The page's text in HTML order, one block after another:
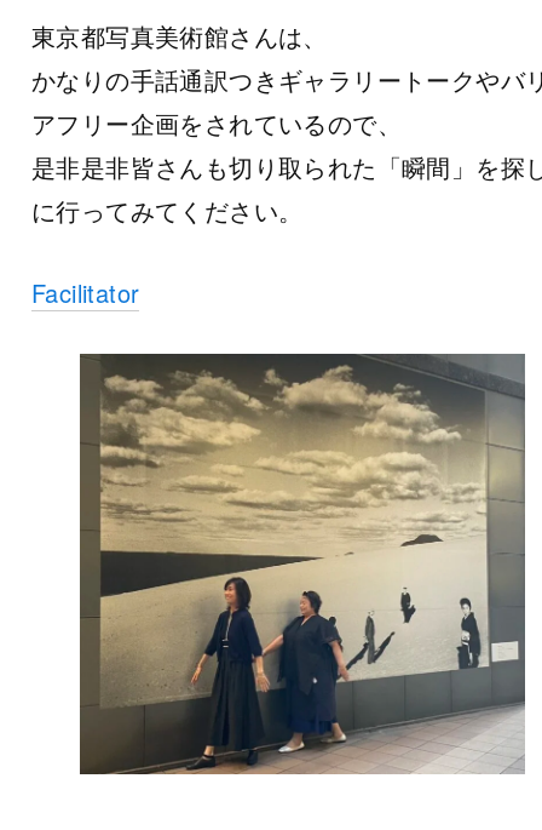
東京都写真美術館さんは、
かなりの手話通訳つきギャラリートークやバ
アフリー企画をされているので、
是非是非皆さんも切り取られた「瞬間」を探
に行ってみてください。
Facilitator